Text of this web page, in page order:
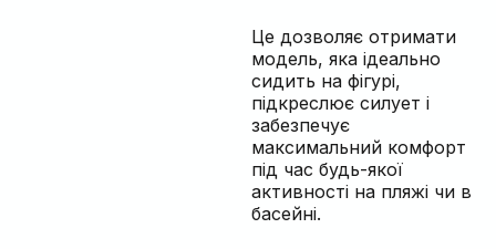
Це дозволяє отримати
модель, яка ідеально
сидить на фігурі,
підкреслює силует і
забезпечує
максимальний комфорт
під час будь-якої
активності на пляжі чи в
басейні.